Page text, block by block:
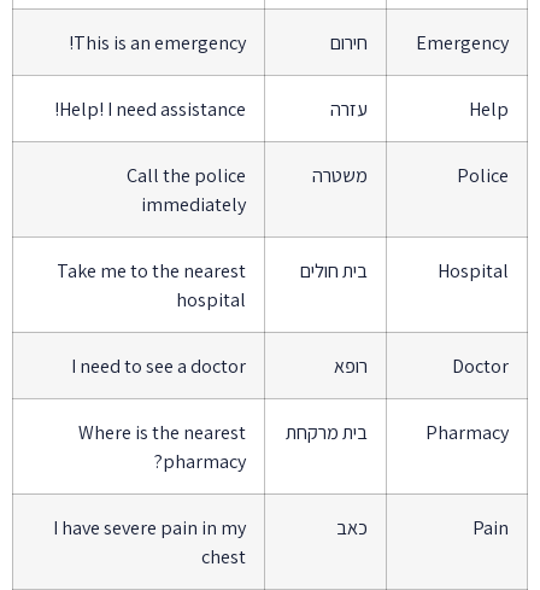
חירום This is an emergency!
עזרה Help! I need assistance!
משטרה
Call the police
immediately
בית חולים
Take me to the nearest
hospital
I need to see a doctor
בית מרקחת
Where is the nearest
pharmacy?
I have severe pain in my
chest